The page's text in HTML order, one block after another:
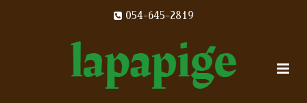
054-645-2819